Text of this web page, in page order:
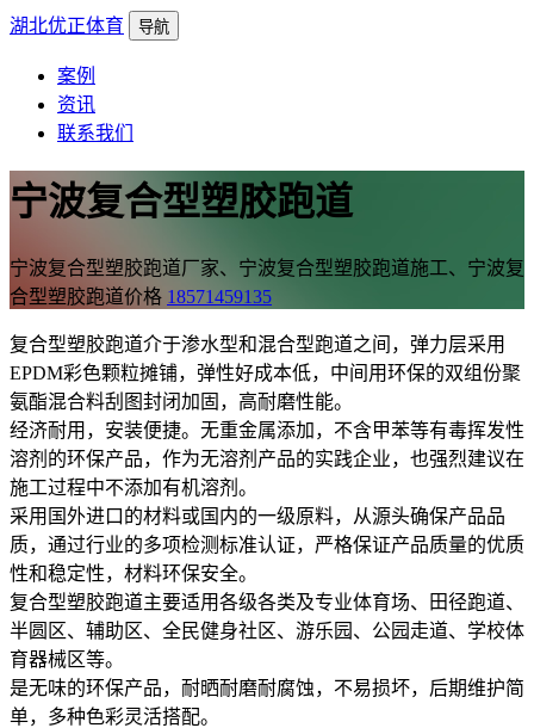
湖北优正体育 导航
案例
资讯
联系我们
宁波复合型塑胶跑道
宁波复合型塑胶跑道厂家、宁波复合型塑胶跑道施工、宁波复
合型塑胶跑道价格 18571459135
复合型塑胶跑道介于渗水型和混合型跑道之间，弹力层采用
EPDM彩色颗粒摊铺，弹性好成本低，中间用环保的双组份聚
氨酯混合料刮图封闭加固，高耐磨性能。
经济耐用，安装便捷。无重金属添加，不含甲苯等有毒挥发性
溶剂的环保产品，作为无溶剂产品的实践企业，也强烈建议在
施工过程中不添加有机溶剂。
采用国外进口的材料或国内的一级原料，从源头确保产品品
质，通过行业的多项检测标准认证，严格保证产品质量的优质
性和稳定性，材料环保安全。
复合型塑胶跑道主要适用各级各类及专业体育场、田径跑道、
半圆区、辅助区、全民健身社区、游乐园、公园走道、学校体
育器械区等。
是无味的环保产品，耐晒耐磨耐腐蚀，不易损坏，后期维护简
单，多种色彩灵活搭配。